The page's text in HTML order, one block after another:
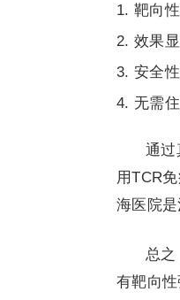
靶向
效果
安全
无需
通过
用TCR
海医院
总
有靶向